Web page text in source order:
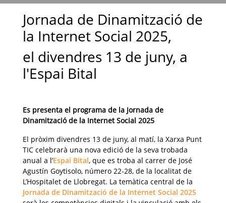
Jornada de Dinamització de
la Internet Social 2025,
el divendres 13 de juny, a
l'Espai Bital
Es presenta el programa de la Jornada de
Dinamització de la Internet Social 2025
El pròxim divendres 13 de juny, al matí, la Xarxa Punt
TIC celebrarà una nova edició de la seva trobada
anual a l’Espai Bital, que es troba al carrer de José
Agustín Goytisolo, número 22-28, de la localitat de
L’Hospitalet de Llobregat. La temàtica central de la
Jornada de Dinamització de la Internet Social 2025